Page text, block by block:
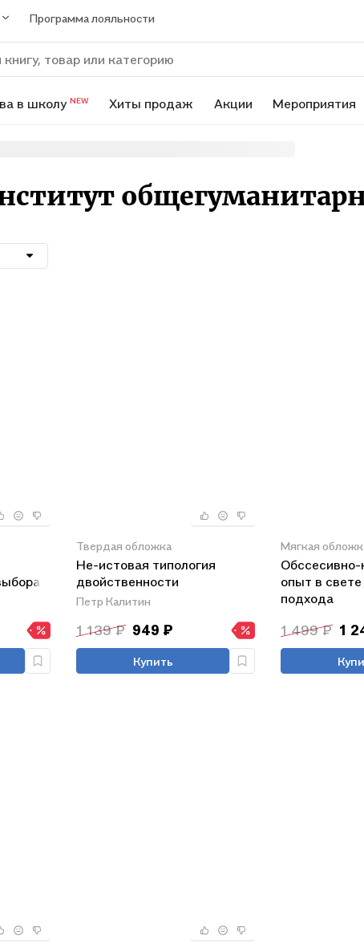
Программа лояльности
в школу NEW Хиты продаж Акции Мероприятия
Твердая обложка
Не-истовая типология
двойственности
Петр Калитин
1 139 ₽ 949 ₽
Купить
Мягкая
опыт в
подхода
1 499 ₽ 1